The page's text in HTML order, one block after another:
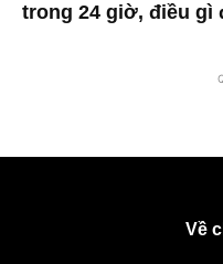
trong 24 giờ, điều gì
Về